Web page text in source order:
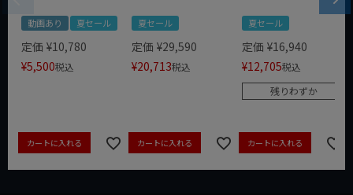
動画あり 夏セール
定価 ¥10,780
¥5,500税込
カートに入れる
夏セール
定価 ¥29,590
¥20,713税込
カートに入れる
夏セール
定価 ¥16,940
¥12,705税込
残りわずか
カートに入れる